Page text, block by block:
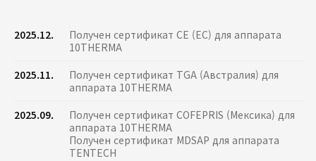
2025.12.
Получен сертификат CE (ЕС) для аппарата
10THERMA
2025.11.
Получен сертификат TGA (Австралия) для
аппарата 10THERMA
2025.09.
Получен сертификат COFEPRIS (Мексика) для
аппарата 10THERMA
Получен сертификат MDSAP для аппарата
TENTECH